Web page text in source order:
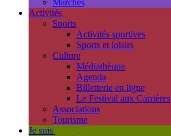
Marchés
Activités
Sports
Activités sportives
Sports et loisirs
Culture
Médiathèque
Agenda
Billetterie en ligne
Le Festival aux Carrières
Associations
Tourisme
Je suis